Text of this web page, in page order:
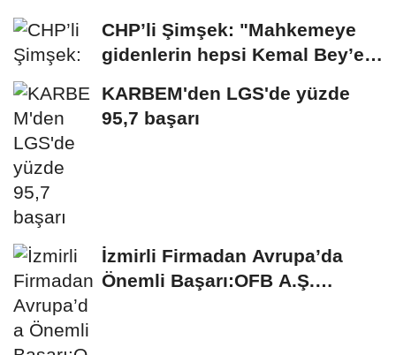
CHP’li Şimşek: "Mahkemeye
gidenlerin hepsi Kemal Bey’e
KARBEM'den LGS'de yüzde
95,7 başarı
İzmirli Firmadan Avrupa’da
Önemli Başarı:OFB A.Ş.